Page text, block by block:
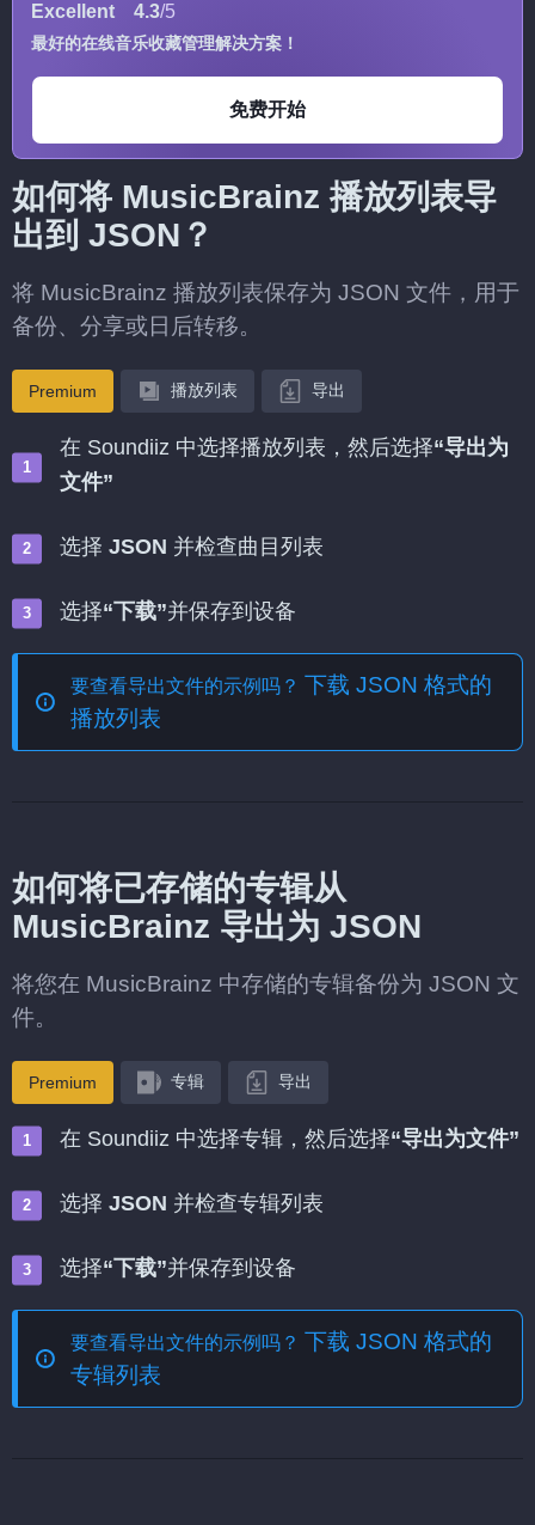
Excellent 4.3/5
最好的在线音乐收藏管理解决方案！
免费开始
如何将 MusicBrainz 播放列表导
出到 JSON？
将 MusicBrainz 播放列表保存为 JSON 文件，用于
备份、分享或日后转移。
Premium 播放列表 导出
在 Soundiiz 中选择播放列表，然后选择“导出为
文件”
选择 JSON 并检查曲目列表
选择“下载”并保存到设备
要查看导出文件的示例吗？ 下载 JSON 格式的
播放列表
如何将已存储的专辑从
MusicBrainz 导出为 JSON
将您在 MusicBrainz 中存储的专辑备份为 JSON 文
件。
Premium 专辑 导出
在 Soundiiz 中选择专辑，然后选择“导出为文件”
选择 JSON 并检查专辑列表
选择“下载”并保存到设备
要查看导出文件的示例吗？ 下载 JSON 格式的
专辑列表